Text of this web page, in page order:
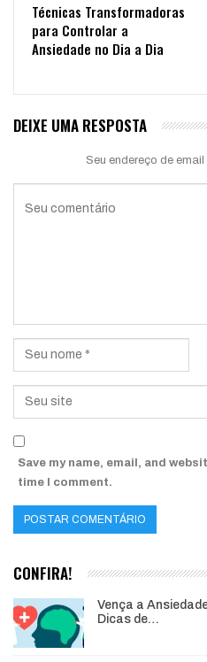
Técnicas Transformadoras
para Controlar a
Ansiedade no Dia a Dia
DEIXE UMA RESPOSTA
Seu endereço de
Save my name, email, and
time I comment.
CONFIRA!
Vença a
Dicas de…